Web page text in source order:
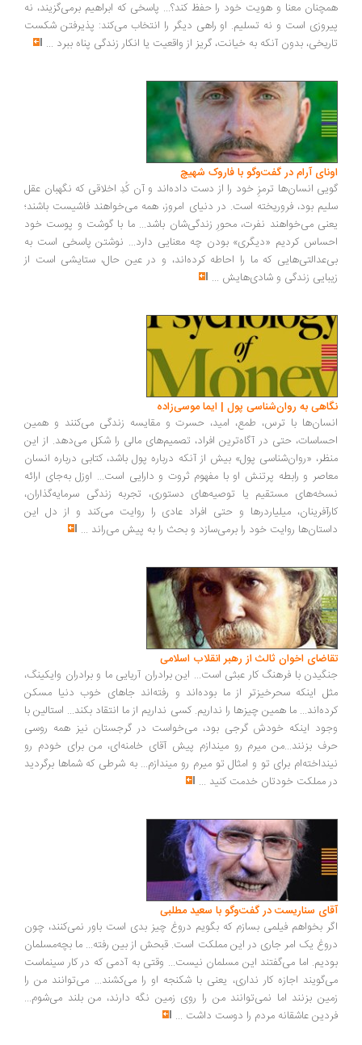
معنا و هویت خود را حفظ کند؟... پاسخی که ابراهیم برمی‌گزیند، نه
است و نه تسلیم. او راهی دیگر را انتخاب می‌کند: پذیرفتن شکست
بدون آنکه به خیانت، گریز از واقعیت یا انکار زندگی پناه ببرد...
آرام در گفت‌وگو با فاروک شهیچ‭
انسان‌ها ترمزِ خود را از دست داده‌اند و آن کُدِ اخلاقی که نگهبان عقل
بود، فروریخته است. در دنیای امروز، همه می‌خواهند فاشیست باشند؛
می‌خواهند نفرت، محورِ زندگی‌شان باشد... ما با گوشت و پوست خود
کردیم «دیگری» بودن چه معنایی دارد... نوشتن پاسخی است به
که ما را احاطه کرده‌اند، و در عین حال، ستایشی است از
زندگی و شادی‌هایش...
به روان‌شناسی پول | ایما موسی‌زاده
با ترس، طمع، امید، حسرت و مقایسه زندگی می‌کنند و همین
حتی در آگاه‌ترین افراد، تصمیم‌های مالی را شکل می‌دهد. از این
«روان‌شناسی پول» بیش از آنکه درباره پول باشد، کتابی درباره انسان
و رابطه پرتنش او با مفهوم ثروت و دارایی است... اوزل به‌جای ارائه
مستقیم یا توصیه‌های دستوری، تجربه زندگی سرمایه‌گذاران،
میلیاردرها و حتی افراد عادی را روایت می‌کند و از دل این
روایت خود را برمی‌سازد و بحث را به پیش می‌راند ...
اخوان ثالث از رهبر انقلاب اسلامی
با فرهنگ کار عبثی است... این برادران آریایی ما و برادران وایکینگ،
اینکه سحرخیزتر از ما بوده‌اند و رفته‌اند جاهای خوب دنیا مسکن
ما همین چیزها را نداریم. کسی نداریم از ما انتقاد بکند... استالین با
اینکه خودش گرجی بود، می‌خواست در گرجستان نیز همه روسی
بزنند...من میرم رو میندازم پیش آقای خامنه‌ای، من برای خودم رو
برای تو و امثال تو میرم رو میندازم... به شرطی که شماها برگردید
مملکت خودتان خدمت کنید...
سناریست در گفت‌وگو با سعید مطلبی
بخواهم فیلمی بسازم که بگویم دروغ چیز بدی است باور نمی‌کنند، چون
یک امر جاری در این مملکت است. قبحش از بین رفته... ما بچه‌مسلمان
اما می‌گفتند این مسلمان نیست... وقتی به آدمی که در کار سینماست
اجازه کار نداری، یعنی با شکنجه او را می‌کشند... می‌توانند من را
بزنند اما نمی‌توانند من را روی زمین نگه دارند، من بلند می‌شوم...
عاشقانه مردم را دوست داشت ...